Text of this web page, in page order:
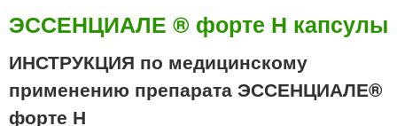
ЭССЕНЦИАЛЕ ® форте Н капсулы
ИНСТРУКЦИЯ по медицинскому
применению препарата ЭССЕНЦИАЛЕ®
форте Н